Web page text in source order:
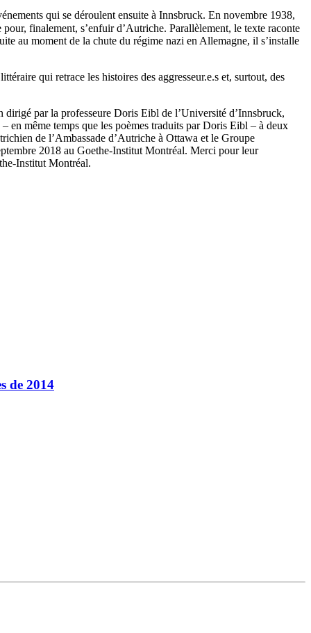
qui se déroulent ensuite à Innsbruck. En novembre 1938,
finalement, s’enfuir d’Autriche. Parallèlement, le texte raconte
au moment de la chute du régime nazi en Allemagne, il s’installe
qui retrace les histoires des aggresseur.e.s et, surtout, des
dirigé par la professeure Doris Eibl de l’Université d’Innsbruck,
en même temps que les poèmes traduits par Doris Eibl – à deux
de l’Ambassade d’Autriche à Ottawa et le Groupe
2018 au Goethe-Institut Montréal. Merci pour leur
Institut Montréal.
de 2014